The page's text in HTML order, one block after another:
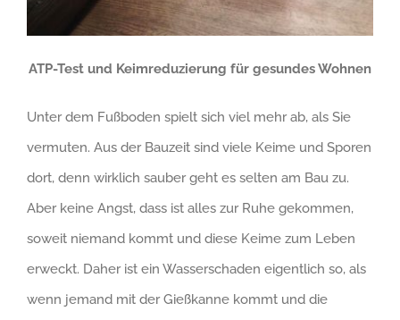
ATP-Test und Keimreduzierung für gesundes Wohnen
Unter dem Fußboden spielt sich viel mehr ab, als Sie
vermuten. Aus der Bauzeit sind viele Keime und Sporen
dort, denn wirklich sauber geht es selten am Bau zu.
Aber keine Angst, dass ist alles zur Ruhe gekommen,
soweit niemand kommt und diese Keime zum Leben
erweckt. Daher ist ein Wasserschaden eigentlich so, als
wenn jemand mit der Gießkanne kommt und die